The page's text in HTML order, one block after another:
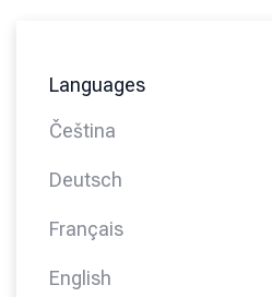
Languages
Čeština
Deutsch
Français
English